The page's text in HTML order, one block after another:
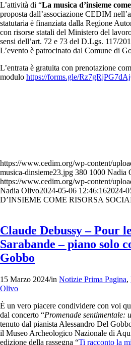
L’attività di “La musica d’insieme
proposta dall’associazione CEDIM
statutaria è finanziata dalla Regione
con risorse statali del Ministero del
sensi dell’art. 72 e 73 del D.Lgs. 117/
L’evento è patrocinato dal Comune di
L’entrata è gratuita con prenotazione
modulo https://forms.gle/
https://www.cedim.org/wp-content/
musica-dinsieme23.jpg 380 1000 Nadia
https://www.cedim.org/wp-content/
Nadia Olivo2024-05-06 12:46:162024-
D’INSIEME COME RISORSA
Claude Debussy – Pour
Sarabande – piano solo
Gobbo
15 Marzo 2024/in Notizie Prima Pagina,
Olivo
È un vero piacere condividere con voi
dal concerto “Promenade sentimentale:
tenuto dal pianista Alessandro Del
il Museo Archeologico Nazionale di
edizione della rassegna “Ti racconto la